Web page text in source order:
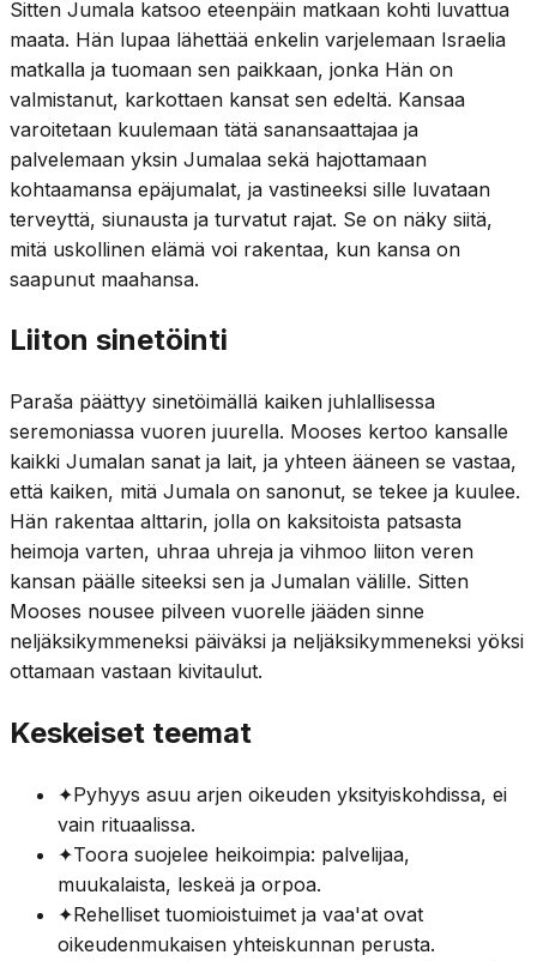
Sitten Jumala katsoo eteenpäin matkaan kohti luvattua
maata. Hän lupaa lähettää enkelin varjelemaan Israelia
matkalla ja tuomaan sen paikkaan, jonka Hän on
valmistanut, karkottaen kansat sen edeltä. Kansaa
varoitetaan kuulemaan tätä sanansaattajaa ja
palvelemaan yksin Jumalaa sekä hajottamaan
kohtaamansa epäjumalat, ja vastineeksi sille luvataan
terveyttä, siunausta ja turvatut rajat. Se on näky siitä,
mitä uskollinen elämä voi rakentaa, kun kansa on
saapunut maahansa.
Liiton sinetöinti
Paraša päättyy sinetöimällä kaiken juhlallisessa
seremoniassa vuoren juurella. Mooses kertoo kansalle
kaikki Jumalan sanat ja lait, ja yhteen ääneen se vastaa,
että kaiken, mitä Jumala on sanonut, se tekee ja kuulee.
Hän rakentaa alttarin, jolla on kaksitoista patsasta
heimoja varten, uhraa uhreja ja vihmoo liiton veren
kansan päälle siteeksi sen ja Jumalan välille. Sitten
Mooses nousee pilveen vuorelle jääden sinne
neljäksikymmeneksi päiväksi ja neljäksikymmeneksi yöksi
ottamaan vastaan kivitaulut.
Keskeiset teemat
✦Pyhyys asuu arjen oikeuden yksityiskohdissa, ei
vain rituaalissa.
✦Toora suojelee heikoimpia: palvelijaa,
muukalaista, leskeä ja orpoa.
✦Rehelliset tuomioistuimet ja vaa'at ovat
oikeudenmukaisen yhteiskunnan perusta.